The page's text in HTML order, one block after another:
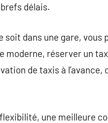
délais.
dans une gare, vous
moderne, réserver un
de taxis à l’avance,
une meilleure